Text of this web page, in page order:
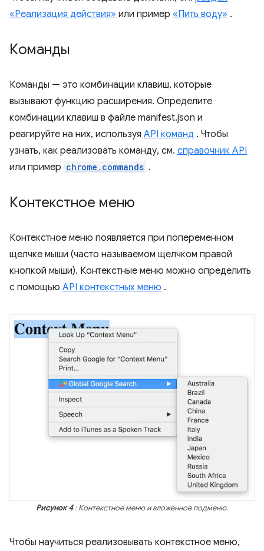
«Реализация действия» или пример «Пить воду» .
Команды
Команды — это комбинации клавиш, которые
вызывают функцию расширения. Определите
комбинации клавиш в файле manifest.json и
реагируйте на них, используя API команд . Чтобы
узнать, как реализовать команду, см. справочник API
или пример chrome.commands .
Контекстное меню
Контекстное меню появляется при попеременном
щелчке мыши (часто называемом щелчком правой
кнопкой мыши). Контекстные меню можно определить
с помощью API контекстных меню .
Рисунок 4: Контекстное меню и вложенное подменю.
Чтобы научиться реализовывать контекстное меню,